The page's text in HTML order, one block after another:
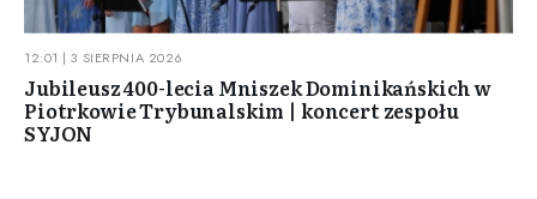
12:01 | 3 SIERPNIA 2026
Jubileusz 400-lecia Mniszek Dominikańskich w
Piotrkowie Trybunalskim | koncert zespołu
SYJON